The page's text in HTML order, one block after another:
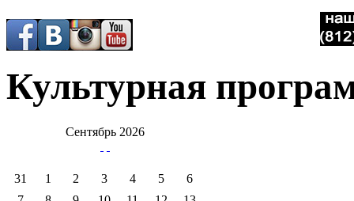
Культурная
Сентябрь 2026
31 1 2 3 4 5
6